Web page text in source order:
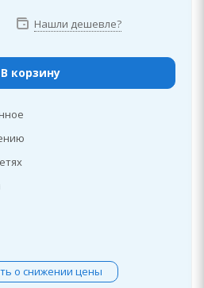
Нашли дешевле?
В корзину
о снижении цены